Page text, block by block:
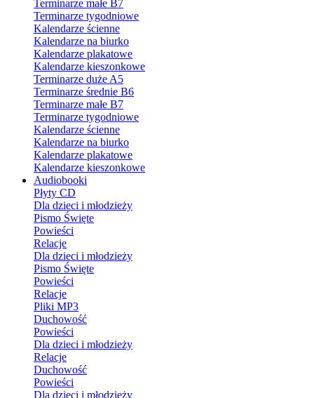
Terminarze małe B7
Terminarze tygodniowe
Kalendarze ścienne
Kalendarze na biurko
Kalendarze plakatowe
Kalendarze kieszonkowe
Terminarze duże A5
Terminarze średnie B6
Terminarze małe B7
Terminarze tygodniowe
Kalendarze ścienne
Kalendarze na biurko
Kalendarze plakatowe
Kalendarze kieszonkowe
Audiobooki
Płyty CD
Dla dzieci i młodzieży
Pismo Święte
Powieści
Relacje
Dla dzieci i młodzieży
Pismo Święte
Powieści
Relacje
Pliki MP3
Duchowość
Powieści
Dla dzieci i młodzieży
Relacje
Duchowość
Powieści
Dla dzieci i młodzieży